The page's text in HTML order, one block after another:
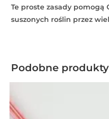
Te proste zasady pomogą
suszonych roślin przez
Podobne produkty